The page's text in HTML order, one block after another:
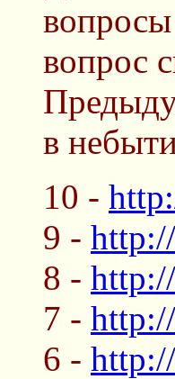
вопрос
в
10 -
9 -
8 -
7 -
6 -